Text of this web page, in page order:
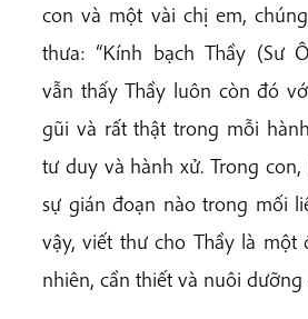
con và một vài chị em,
thưa: “Kính bạch Thầy (Sư
vẫn thấy Thầy luôn còn đó
gũi và rất thật trong mỗi
tư duy và hành xử. Trong
sự gián đoạn nào trong mối
vậy, viết thư cho Thầy là
nhiên, cần thiết và nuôi dưỡng